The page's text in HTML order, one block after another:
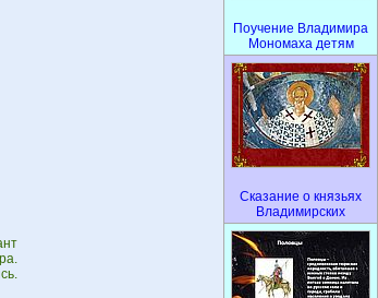
Поучение Владимира
Мономаха детям
Сказание о князьях
Владимирских